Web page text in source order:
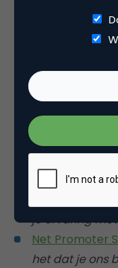
Tot slot is
belangrijkste wat
hetzelfde niveau
klant – en tijdig
Er zijn
de bekendste:
je ervaring
Net Promoter
het dat je ons